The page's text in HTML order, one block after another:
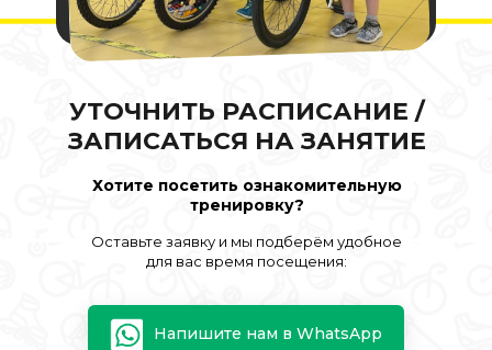
УТОЧНИТЬ РАСПИСАНИЕ /
ЗАПИСАТЬСЯ НА ЗАНЯТИЕ
Напишите нам в WhatsApp
Хотите посетить ознакомительную
тренировку?
Оставьте заявку и мы подберём удобное
для вас время посещения: